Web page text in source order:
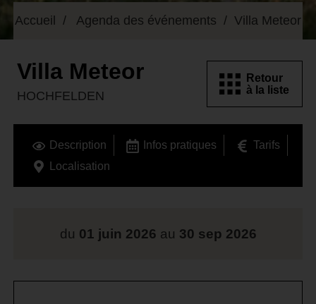
Accueil Agenda des événements Villa Meteor
Villa Meteor
HOCHFELDEN
Retour
à la liste
Description Infos pratiques
Tarifs
Localisation
du 01 juin 2026 au 30 sep 2026